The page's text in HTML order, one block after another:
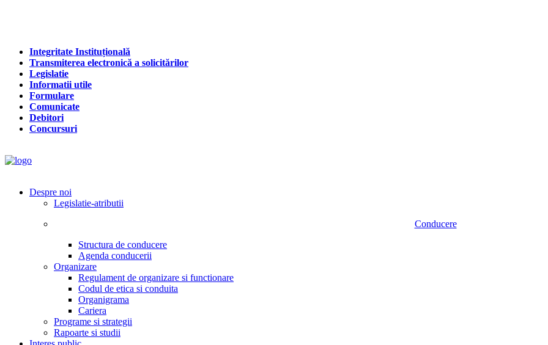
Integritate Instituțională
Transmiterea electronică a solicitărilor
Legislatie
Informatii utile
Formulare
Comunicate
Debitori
Concursuri
Despre noi
Legislatie-atributii
Conducere
Structura de conducere
Agenda conducerii
Organizare
Regulament de organizare si functionare
Codul de etica si conduita
Organigrama
Cariera
Programe si strategii
Rapoarte si studii